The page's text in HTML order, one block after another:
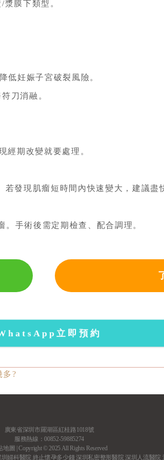
膜下類型。
低妊娠子宮破裂風險。
刀消融。
經期改變就要處理。
發現肌瘤短時間內快速變大，建議盡
手術後需定期檢查、配合調理。
立即預約
多?
廣東省深圳市羅湖區紅桂路1018號
服務熱線：00852-59885274
地圖 | Copyright © 2025 All Rights Reserved
圳婦科醫院 終止懷孕多少錢深圳私密整形醫院深圳人流醫院